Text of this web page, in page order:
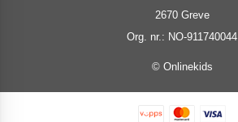
2670 Greve
Org. nr.: NO-911740044
© Onlinekids